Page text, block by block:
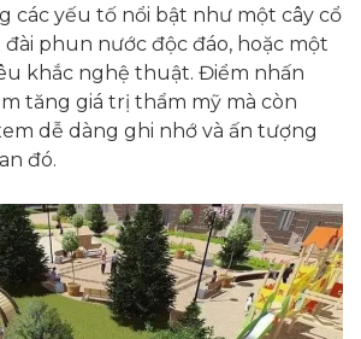
các yếu tố nổi bật như một cây cổ
phun nước độc đáo, hoặc một
khắc nghệ thuật. Điểm nhấn
tăng giá trị thẩm mỹ mà còn
dễ dàng ghi nhớ và ấn tượng
đó.